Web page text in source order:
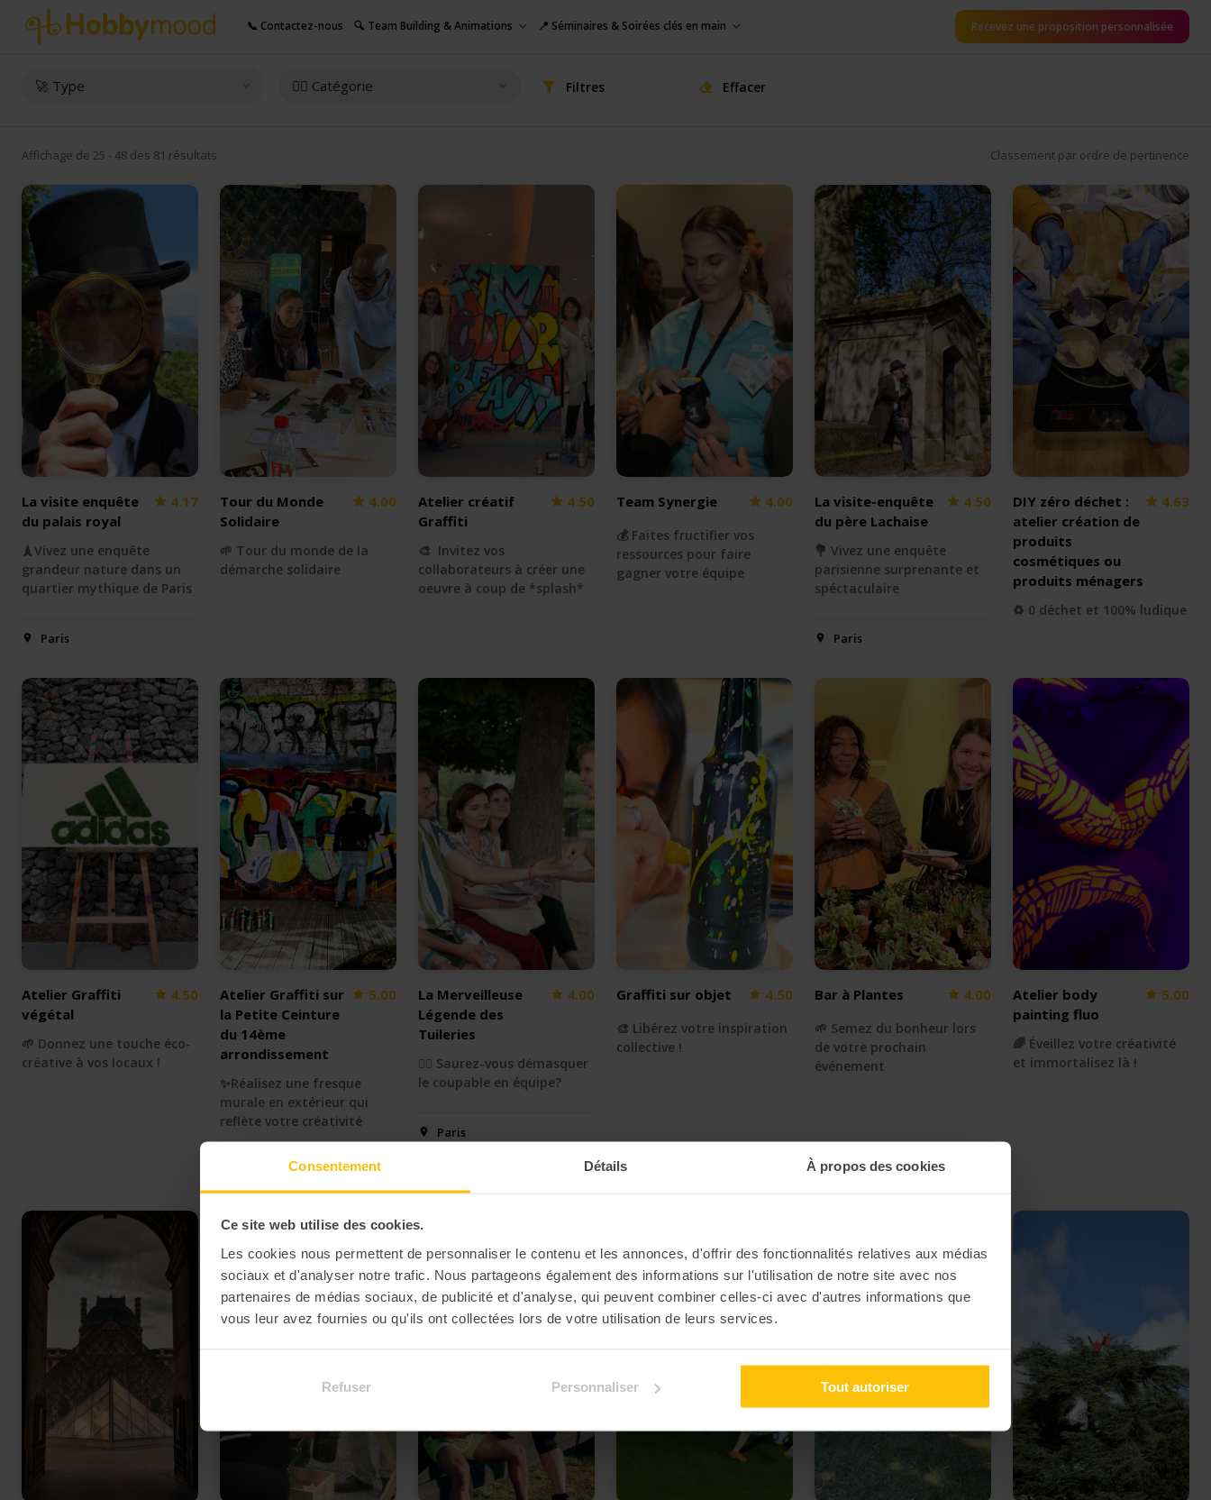
Consentement Détails À propos des cookies
Ce site web utilise des cookies.
Les cookies nous permettent de personnaliser le contenu et les annonces, d'offrir des fonctionnalités relatives aux médias
sociaux et d'analyser notre trafic. Nous partageons également des informations sur l'utilisation de notre site avec nos
partenaires de médias sociaux, de publicité et d'analyse, qui peuvent combiner celles-ci avec d'autres informations que
vous leur avez fournies ou qu'ils ont collectées lors de votre utilisation de leurs services.
Refuser Personnaliser Tout autoriser
📞 Contactez-nous 🔍 Team Building & Animations 📍 Séminaires & Soirées clés en main Recevez une proposition personnalisée
🚀 Type 👇🏻 Catégorie Filtres Effacer
Affichage de 25 - 48 des 81 résultats Classement par ordre de pertinence
La visite enquête
du palais royal
4.17
🗼Vivez une enquête
grandeur nature dans un
quartier mythique de Paris
Paris
Tour du Monde
Solidaire
4.00
🌱 Tour du monde de la
démarche solidaire
Atelier créatif
Graffiti
4.50
🎨 Invitez vos
collaborateurs à créer une
oeuvre à coup de *splash*
Team Synergie 4.00
💰 Faites fructifier vos
ressources pour faire
gagner votre équipe
La visite-enquête
du père Lachaise
4.50
💐 Vivez une enquête
parisienne surprenante et
spéctaculaire
Paris
DIY zéro déchet :
atelier création de
produits
cosmétiques ou
produits ménagers
4.63
♻️ 0 déchet et 100% ludique
Atelier Graffiti
végétal
4.50
🌱 Donnez une touche éco-
créative à vos locaux !
Atelier Graffiti sur
la Petite Ceinture
du 14ème
arrondissement
5.00
✨Réalisez une fresque
murale en extérieur qui
reflète votre créativité
Paris 14e
La Merveilleuse
Légende des
Tuileries
4.00
🕵🏻 Saurez-vous démasquer
le coupable en équipe?
Paris
Graffiti sur objet 4.50
🎨 Libérez votre inspiration
collective !
Bar à Plantes 4.00
🌱 Semez du bonheur lors
de votre prochain
événement
Atelier body
painting fluo
5.00
🌈 Éveillez votre créativité
et immortalisez là !